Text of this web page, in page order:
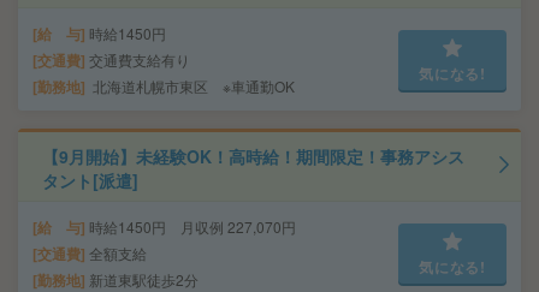
給 与 時給1450円
交通費 交通費支給有り
勤務地 北海道札幌市東区 ※車通勤OK
気になる!
【9月開始】未経験OK！高時給！期間限定！事務アシス
タント[派遣]
給 与 時給1450円 月収例 227,070円
交通費 全額支給
勤務地 新道東駅徒歩2分
気になる!